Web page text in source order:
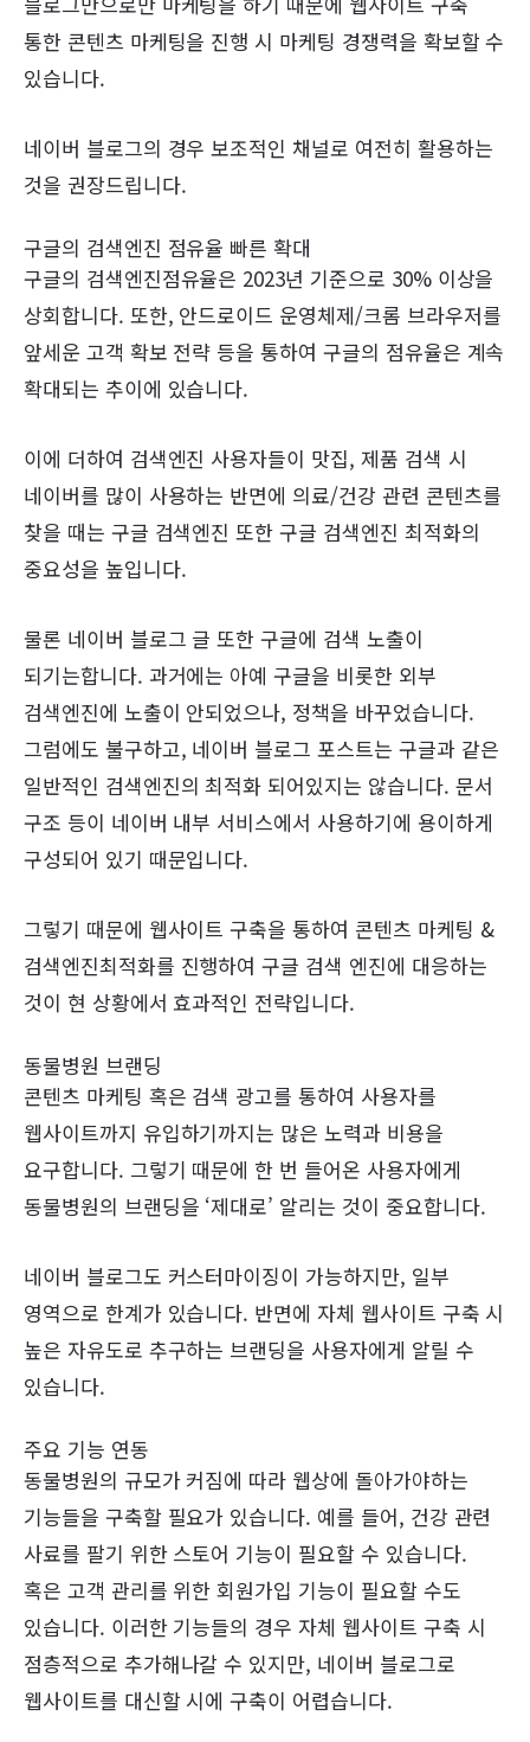
통한 콘텐츠 마케팅을 진행 시 마케팅 경쟁력을 확보할 수
있습니다.
네이버 블로그의 경우 보조적인 채널로 여전히 활용하는
것을 권장드립니다.
구글의 검색엔진 점유율 빠른 확대
구글의 검색엔진점유율은 2023년 기준으로 30% 이상을
상회합니다. 또한, 안드로이드 운영체제/크롬 브라우저를
앞세운 고객 확보 전략 등을 통하여 구글의 점유율은 계속
확대되는 추이에 있습니다.
이에 더하여 검색엔진 사용자들이 맛집, 제품 검색 시
네이버를 많이 사용하는 반면에 의료/건강 관련 콘텐츠를
찾을 때는 구글 검색엔진 또한 구글 검색엔진 최적화의
중요성을 높입니다.
물론 네이버 블로그 글 또한 구글에 검색 노출이
되기는합니다. 과거에는 아예 구글을 비롯한 외부
검색엔진에 노출이 안되었으나, 정책을 바꾸었습니다.
그럼에도 불구하고, 네이버 블로그 포스트는 구글과 같은
일반적인 검색엔진의 최적화 되어있지는 않습니다. 문서
구조 등이 네이버 내부 서비스에서 사용하기에 용이하게
구성되어 있기 때문입니다.
그렇기 때문에 웹사이트 구축을 통하여 콘텐츠 마케팅 &
검색엔진최적화를 진행하여 구글 검색 엔진에 대응하는
것이 현 상황에서 효과적인 전략입니다.
동물병원 브랜딩
콘텐츠 마케팅 혹은 검색 광고를 통하여 사용자를
웹사이트까지 유입하기까지는 많은 노력과 비용을
요구합니다. 그렇기 때문에 한 번 들어온 사용자에게
동물병원의 브랜딩을 ‘제대로’ 알리는 것이 중요합니다.
네이버 블로그도 커스터마이징이 가능하지만, 일부
영역으로 한계가 있습니다. 반면에 자체 웹사이트 구축 시
높은 자유도로 추구하는 브랜딩을 사용자에게 알릴 수
있습니다.
주요 기능 연동
동물병원의 규모가 커짐에 따라 웹상에 돌아가야하는
기능들을 구축할 필요가 있습니다. 예를 들어, 건강 관련
사료를 팔기 위한 스토어 기능이 필요할 수 있습니다.
혹은 고객 관리를 위한 회원가입 기능이 필요할 수도
있습니다. 이러한 기능들의 경우 자체 웹사이트 구축 시
점층적으로 추가해나갈 수 있지만, 네이버 블로그로
웹사이트를 대신할 시에 구축이 어렵습니다.